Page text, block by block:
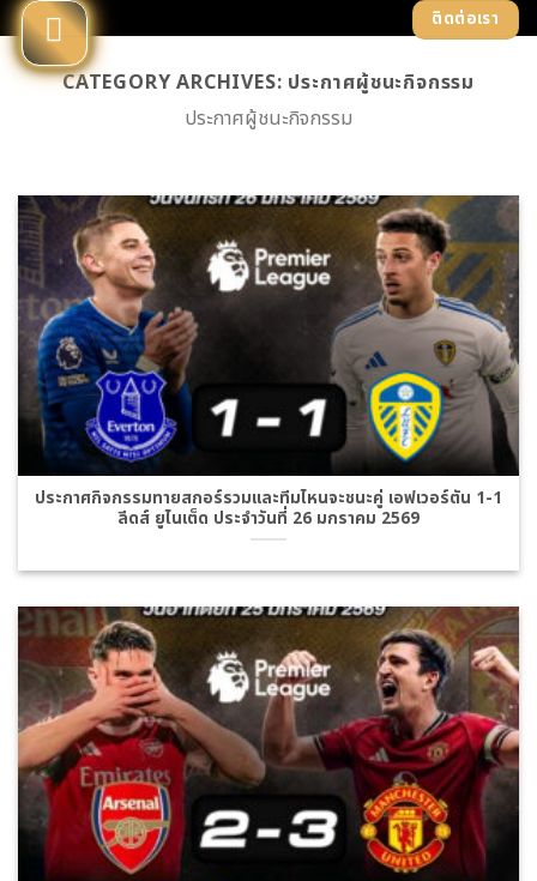
Skip
to
content
ติดต่อเรา
CATEGORY ARCHIVES: ประกาศผู้ชนะกิจกรรม
ประกาศผู้ชนะกิจกรรม
ประกาศกิจกรรมทายสกอร์รวมและทีมไหนจะชนะคู่ เอฟเวอร์ตัน 1-1
ลีดส์ ยูไนเต็ด ประจำวันที่ 26 มกราคม 2569